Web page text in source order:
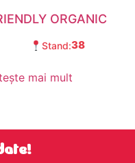
ORGANIC
Stand:38
mai mult